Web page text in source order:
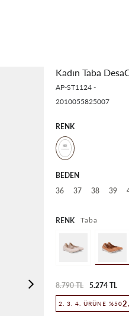
Kadın Taba
AP-ST1124 -
2010055825007
RENK
BEDEN
36
37 38 39
RENK Taba
8.790 TL 5.274 TL
2. 3. 4. ÜRÜNE %50